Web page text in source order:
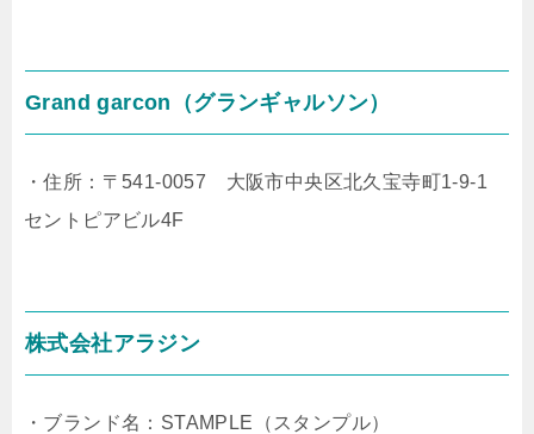
Grand garcon（グランギャルソン）
・住所：〒541-0057 大阪市中央区北久宝寺町1-9-1
セントピアビル4F
株式会社アラジン
・ブランド名：STAMPLE（スタンプル）